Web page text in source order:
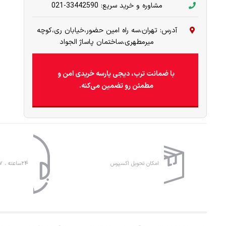
مشاوره و خرید سریع: 33442590-021
آدرس: تهران،سه راه امین حضور،خیابان ری،کوچه
میرمطهری،ساختمان پاساژ الجواد
با ضمانت ترب، دیجی پارسه خریدی امن و
مطمئن رو تضمین می‌کنه.
امکان تحویل اکسپرس ۲۴ساعته ، ۷روز هفته